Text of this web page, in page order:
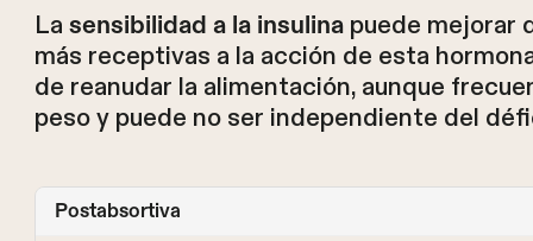
La sensibilidad a la insulinapuede mejorar
más receptivas a la acción de esta
de reanudar la alimentación, aunque
peso y puede no ser independiente del
Postabsortiva